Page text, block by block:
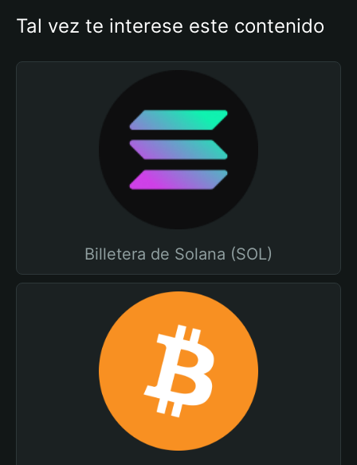
Tal vez te interese este contenido
Billetera de Solana (SOL)